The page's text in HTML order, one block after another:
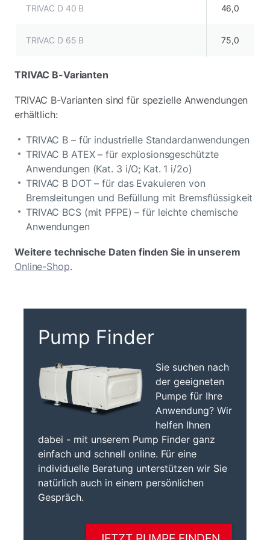
TRIVAC D 40 B 46,0
TRIVAC D 65 B 75,0
TRIVAC B-Varianten
TRIVAC B-Varianten sind für spezielle Anwendungen
erhältlich:
TRIVAC B – für industrielle Standardanwendungen
TRIVAC B ATEX – für explosionsgeschützte
Anwendungen (Kat. 3 i/O; Kat. 1 i/2o)
TRIVAC B DOT – für das Evakuieren von
Bremsleitungen und Befüllung mit Bremsflüssigkeit
TRIVAC BCS (mit PFPE) – für leichte chemische
Anwendungen
Weitere technische Daten finden Sie in unserem
Online-Shop.